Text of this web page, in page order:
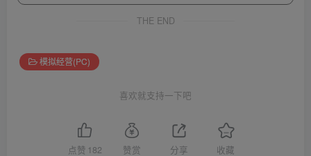
THE END
模拟经营(PC)
喜欢就支持一下吧
点赞 182 赞赏 分享 收藏